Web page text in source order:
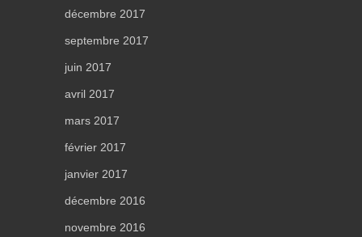
décembre 2017
septembre 2017
juin 2017
avril 2017
mars 2017
février 2017
janvier 2017
décembre 2016
novembre 2016